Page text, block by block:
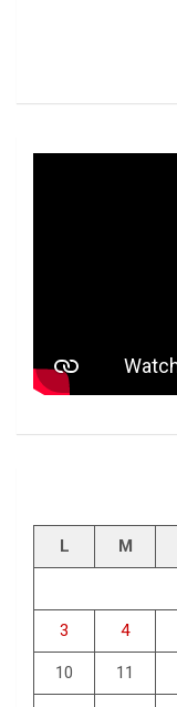
L M
3 4
10 11